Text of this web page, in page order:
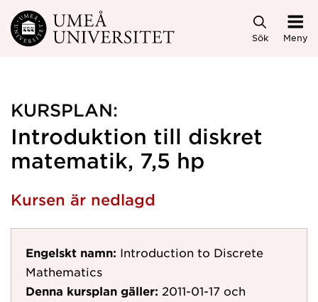
Hoppa direkt till innehållet
Sök Meny
KURSPLAN:
Introduktion till diskret
matematik, 7,5 hp
Kursen är nedlagd
Engelskt namn: Introduction to Discrete
Mathematics
Denna kursplan gäller: 2011-01-17 och